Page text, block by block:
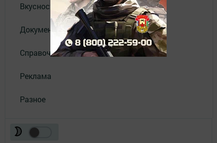
Вкусности
Документы
Справочник
Реклама
Разное